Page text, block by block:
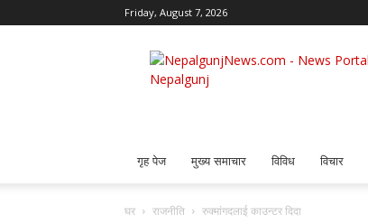
Friday, August 7, 2026
Nepalgunj
News
गृह पेज मुख्य समाचार विविध विचार
घर राजनीति रुक्मांगदलाई काउन्टर दिदा